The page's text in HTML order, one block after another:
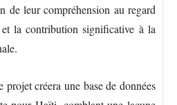
de leur compréhension au regard
la contribution significative à la
créera une base de données